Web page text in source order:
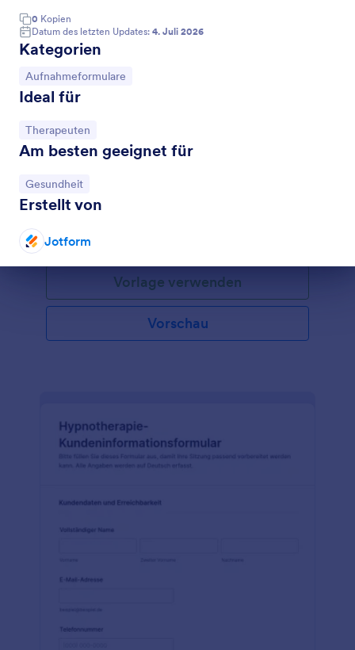
0 Kopien
Datum des letzten Updates: 4. Juli 2026
Kategorien
Zur Kategorie:
Aufnahmeformulare
Ideal für
Zur Kategorie:
Therapeuten
Am besten geeignet für
Zur Kategorie:
Gesundheit
Erstellt von
Jotform
Klientenfortschrittsnotizen Formular 📝
nächste Schritte zuverlässig mit dem Klienten-
Fortschrittsnotizen-Formular und vereinfachen Sie
Betreuungsteams mit Jotform.
Go to Category:
Formulare für Therapeuten
Vorlage verwenden
Vorschau